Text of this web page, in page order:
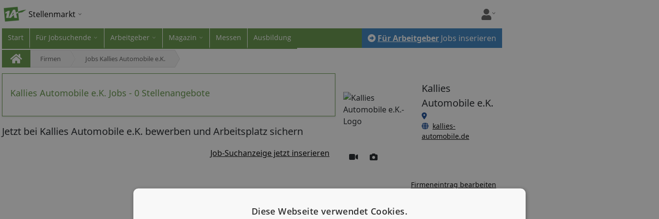
Stellenmarkt
Start Für Jobsuchende Arbeitgeber Magazin Messen Ausbildung Für Arbeitgeber Jobs inserieren
Firmen Jobs Kallies Automobile e.K.
Kallies Automobile e.K. Jobs - 0 Stellenangebote
Jetzt bei Kallies Automobile e.K. bewerben und Arbeitsplatz sichern
Job-Suchanzeige jetzt inserieren
Kallies
Automobile e.K.
kallies-
automobile.de
Firmeneintrag bearbeiten
Diese Webseite verwendet Cookies.